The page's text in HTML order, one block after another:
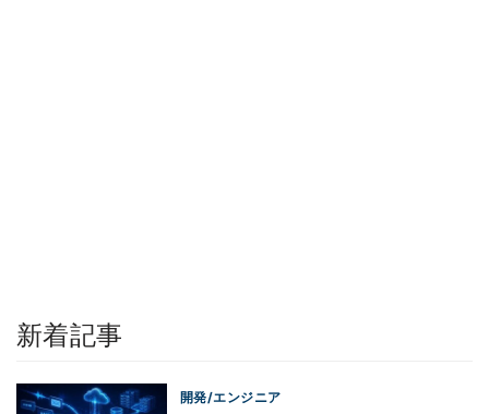
新着記事
開発/エンジニア